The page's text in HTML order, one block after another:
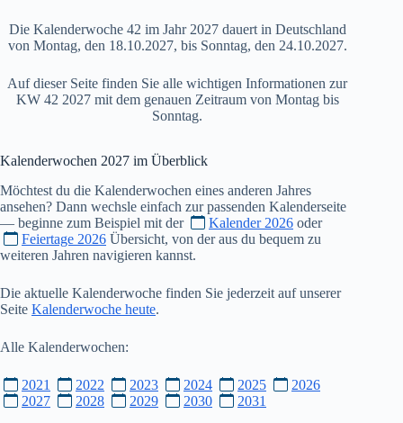
Die Kalenderwoche 42 im Jahr 2027 dauert in Deutschland
von Montag, den 18.10.2027, bis Sonntag, den 24.10.2027.
Auf dieser Seite finden Sie alle wichtigen Informationen zur
KW 42 2027 mit dem genauen Zeitraum von Montag bis
Sonntag.
Kalenderwochen 2027 im Überblick
Möchtest du die Kalenderwochen eines anderen Jahres
ansehen? Dann wechsle einfach zur passenden Kalenderseite
— beginne zum Beispiel mit der
Kalender 2026 oder
Feiertage 2026 Übersicht, von der aus du bequem zu
weiteren Jahren navigieren kannst.
Die aktuelle Kalenderwoche finden Sie jederzeit auf unserer
Seite Kalenderwoche heute.
Alle Kalenderwochen:
2021 2022 2023 2024 2025
2026
2027
2028 2029 2030 2031